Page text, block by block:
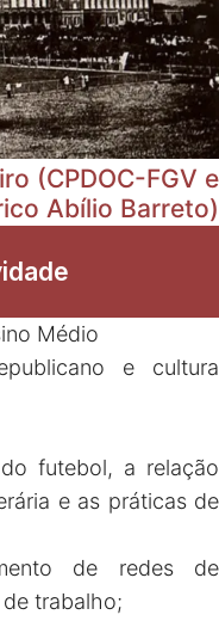
(CPDOC-FGV e
Abílio Barreto)
Médio
e cultura
futebol, a relação
e as práticas de
de redes de
trabalho;